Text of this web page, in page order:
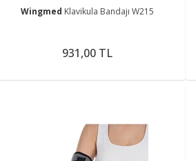
Wingmed Klavikula Bandajı W215
931,00 TL